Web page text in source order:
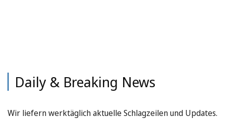
Daily & Breaking News
Wir liefern werktäglich aktuelle Schlagzeilen und Updates.